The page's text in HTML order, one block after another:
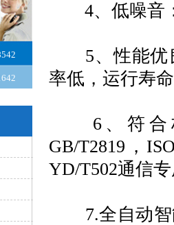
4、低噪音：
5、性能优良
率低，运行寿
6、符合标
GB/T2819，
YD/T502通信
7.全自动智